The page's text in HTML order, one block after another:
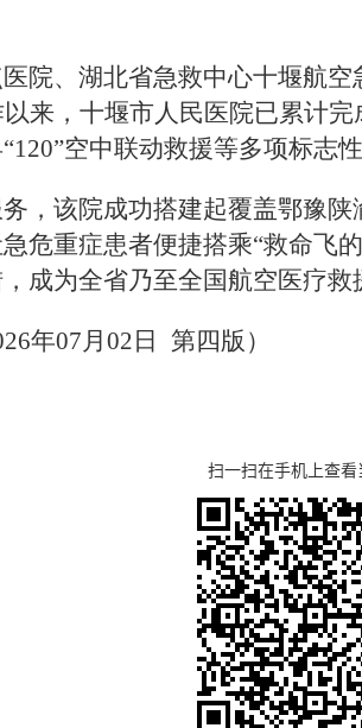
院、湖北省急救中心十堰航
来，十堰市人民医院已累计
空中联动救援等多项标志性
，该院成功搭建起覆盖鄂豫
危重症患者便捷搭乘“救命飞
成为全省乃至全国航空医疗救
年07月02日 第四版）
扫一扫在手机上查看